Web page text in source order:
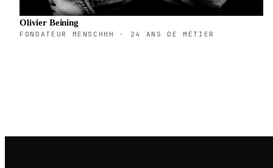
Olivier Beining
FONDATEUR MENSCHHH · 24 ANS DE MÉTIER